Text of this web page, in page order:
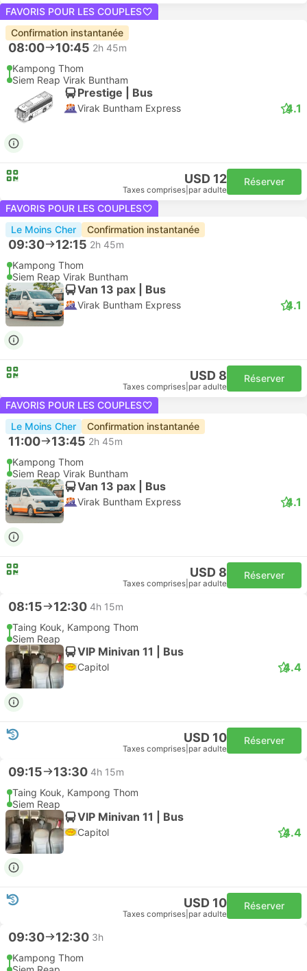
FAVORIS POUR LES COUPLES
Confirmation instantanée
08:00 10:45 2h 45m
Kampong Thom
Siem Reap Virak Buntham
Prestige | Bus
Virak Buntham Express 4.1
USD 12
Taxes comprises par adulte
Réserver
FAVORIS POUR LES COUPLES
Le Moins Cher
Confirmation instantanée
09:30 12:15 2h 45m
Kampong Thom
Siem Reap Virak Buntham
Van 13 pax | Bus
Virak Buntham Express 4.1
USD 8
Taxes comprises par adulte
Réserver
FAVORIS POUR LES COUPLES
Le Moins Cher
Confirmation instantanée
11:00 13:45 2h 45m
Kampong Thom
Siem Reap Virak Buntham
Van 13 pax | Bus
Virak Buntham Express 4.1
USD 8
Taxes comprises par adulte
Réserver
08:15 12:30 4h 15m
Taing Kouk, Kampong Thom
Siem Reap
VIP Minivan 11 | Bus
Capitol 4.4
USD 10
Taxes comprises par adulte
Réserver
09:15 13:30 4h 15m
Taing Kouk, Kampong Thom
Siem Reap
VIP Minivan 11 | Bus
Capitol 4.4
USD 10
Taxes comprises par adulte
Réserver
09:30 12:30 3h
Kampong Thom